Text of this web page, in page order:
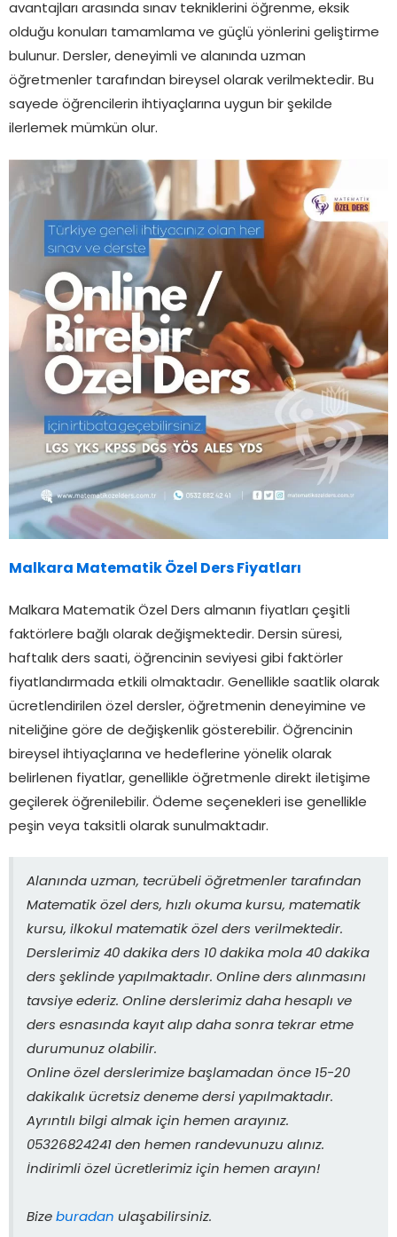
avantajları arasında sınav tekniklerini öğrenme, eksik
olduğu konuları tamamlama ve güçlü yönlerini geliştirme
bulunur. Dersler, deneyimli ve alanında uzman
öğretmenler tarafından bireysel olarak verilmektedir. Bu
sayede öğrencilerin ihtiyaçlarına uygun bir şekilde
ilerlemek mümkün olur.
Malkara Matematik Özel Ders Fiyatları
Malkara Matematik Özel Ders almanın fiyatları çeşitli
faktörlere bağlı olarak değişmektedir. Dersin süresi,
haftalık ders saati, öğrencinin seviyesi gibi faktörler
fiyatlandırmada etkili olmaktadır. Genellikle saatlik olarak
ücretlendirilen özel dersler, öğretmenin deneyimine ve
niteliğine göre de değişkenlik gösterebilir. Öğrencinin
bireysel ihtiyaçlarına ve hedeflerine yönelik olarak
belirlenen fiyatlar, genellikle öğretmenle direkt iletişime
geçilerek öğrenilebilir. Ödeme seçenekleri ise genellikle
peşin veya taksitli olarak sunulmaktadır.
Alanında uzman, tecrübeli öğretmenler tarafından
Matematik özel ders, hızlı okuma kursu, matematik
kursu, ilkokul matematik özel ders verilmektedir.
Derslerimiz 40 dakika ders 10 dakika mola 40 dakika
ders şeklinde yapılmaktadır. Online ders alınmasını
tavsiye ederiz. Online derslerimiz daha hesaplı ve
ders esnasında kayıt alıp daha sonra tekrar etme
durumunuz olabilir.
Online özel derslerimize başlamadan önce 15-20
dakikalık ücretsiz deneme dersi yapılmaktadır.
Ayrıntılı bilgi almak için hemen arayınız.
05326824241 den hemen randevunuzu alınız.
İndirimli özel ücretlerimiz için hemen arayın!
Bize buradan ulaşabilirsiniz.